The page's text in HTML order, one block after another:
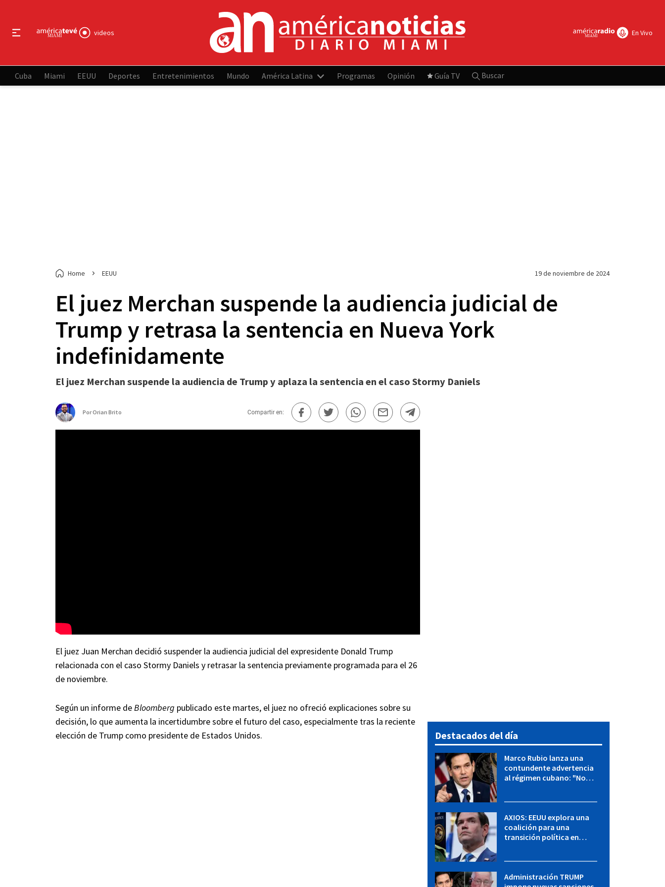
videos En Vivo
Cuba Miami EEUU Deportes Entretenimientos Mundo América Latina Programas Opinión Guía TV Buscar
Home EEUU 19 de noviembre de 2024
El juez Merchan suspende la audiencia judicial de
Trump y retrasa la sentencia en Nueva York
indefinidamente
El juez Merchan suspende la audiencia de Trump y aplaza la sentencia en el caso Stormy Daniels
PorOrian Brito Compartir en:
El juez Juan Merchan decidió suspender la audiencia judicial del expresidente Donald Trump
relacionada con el caso Stormy Daniels y retrasar la sentencia previamente programada para el 26
de noviembre.
Según un informe deBloomberg publicado este martes, el juez no ofreció explicaciones sobre su
decisión, lo que aumenta la incertidumbre sobre el futuro del caso, especialmente tras la reciente
elección de Trump como presidente de Estados Unidos.
Destacados del día
Marco Rubio lanza una
contundente advertencia
al régimen cubano: "No
AXIOS: EEUU explora una
coalición para una
transición política en
Administración TRUMP